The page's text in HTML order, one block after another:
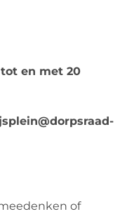
en met 20
of